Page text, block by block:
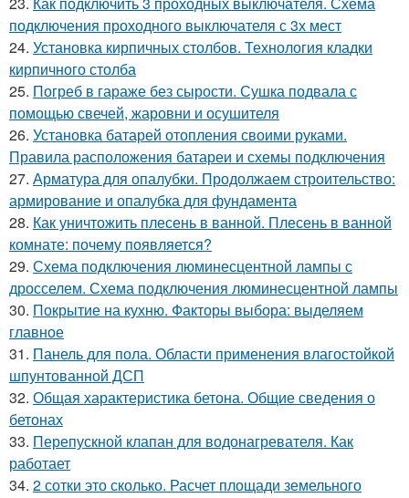
подключения проходного выключателя с 3х мест
24. Установка кирпичных столбов. Технология кладки
кирпичного столба
25. Погреб в гараже без сырости. Сушка подвала с
помощью свечей, жаровни и осушителя
26. Установка батарей отопления своими руками.
Правила расположения батареи и схемы подключения
27. Арматура для опалубки. Продолжаем строительство:
армирование и опалубка для фундамента
28. Как уничтожить плесень в ванной. Плесень в ванной
комнате: почему появляется?
29. Схема подключения люминесцентной лампы с
дросселем. Схема подключения люминесцентной лампы
30. Покрытие на кухню. Факторы выбора: выделяем
главное
31. Панель для пола. Области применения влагостойкой
шпунтованной ДСП
32. Общая характеристика бетона. Общие сведения о
бетонах
33. Перепускной клапан для водонагревателя. Как
работает
34. 2 сотки это сколько. Расчет площади земельного